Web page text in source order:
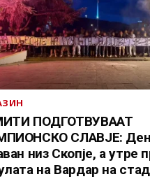
ПОДГОТВУВААТ
СЛАВЈЕ:
низ Скопје, а утре
на Вардар на